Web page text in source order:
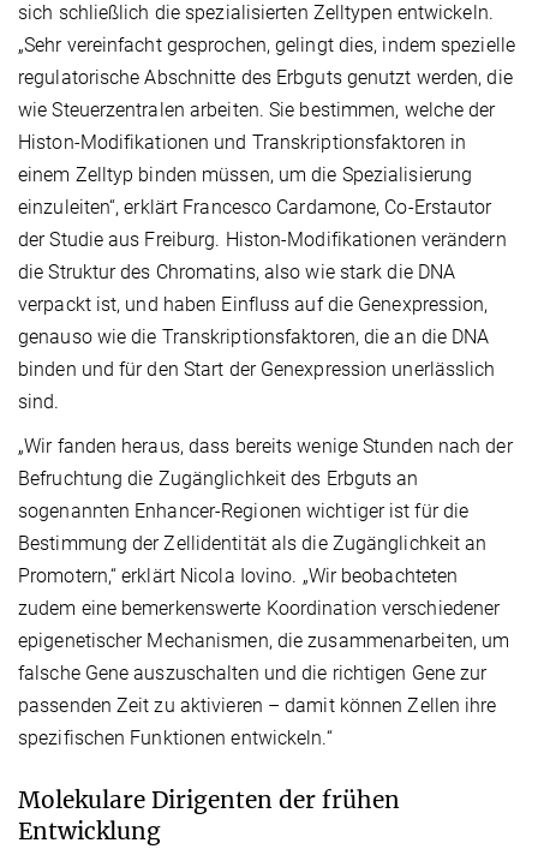
sich schließlich die spezialisierten Zelltypen entwickeln.
„Sehr vereinfacht gesprochen, gelingt dies, indem spezielle
regulatorische Abschnitte des Erbguts genutzt werden, die
wie Steuerzentralen arbeiten. Sie bestimmen, welche der
Histon-Modifikationen und Transkriptionsfaktoren in
einem Zelltyp binden müssen, um die Spezialisierung
einzuleiten“, erklärt Francesco Cardamone, Co-Erstautor
der Studie aus Freiburg. Histon-Modifikationen verändern
die Struktur des Chromatins, also wie stark die DNA
verpackt ist, und haben Einfluss auf die Genexpression,
genauso wie die Transkriptionsfaktoren, die an die DNA
binden und für den Start der Genexpression unerlässlich
sind.
„Wir fanden heraus, dass bereits wenige Stunden nach der
Befruchtung die Zugänglichkeit des Erbguts an
sogenannten Enhancer-Regionen wichtiger ist für die
Bestimmung der Zellidentität als die Zugänglichkeit an
Promotern,“ erklärt Nicola Iovino. „Wir beobachteten
zudem eine bemerkenswerte Koordination verschiedener
epigenetischer Mechanismen, die zusammenarbeiten, um
falsche Gene auszuschalten und die richtigen Gene zur
passenden Zeit zu aktivieren – damit können Zellen ihre
spezifischen Funktionen entwickeln.“
Molekulare Dirigenten der frühen
Entwicklung